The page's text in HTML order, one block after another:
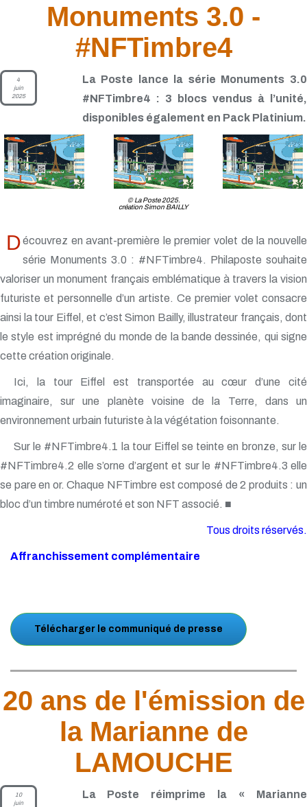
Monuments 3.0 -
#NFTimbre4
4
juin
2025
La Poste lance la série Monuments 3.0
#NFTimbre4 : 3 blocs vendus à l’unité,
disponibles également en Pack Platinium.
© La Poste 2025.
création Simon BAILLY
Découvrez en avant-première le premier volet de la nouvelle
série Monuments 3.0 : #NFTimbre4. Philaposte souhaite
valoriser un monument français emblématique à travers la vision
futuriste et personnelle d’un artiste. Ce premier volet consacre
ainsi la tour Eiffel, et c’est Simon Bailly, illustrateur français, dont
le style est imprégné du monde de la bande dessinée, qui signe
cette création originale.
Ici, la tour Eiffel est transportée au cœur d’une cité
imaginaire, sur une planète voisine de la Terre, dans un
environnement urbain futuriste à la végétation foisonnante.
Sur le #NFTimbre4.1 la tour Eiffel se teinte en bronze, sur le
#NFTimbre4.2 elle s’orne d’argent et sur le #NFTimbre4.3 elle
se pare en or. Chaque NFTimbre est composé de 2 produits : un
bloc d’un timbre numéroté et son NFT associé. ■
Tous droits réservés.
Affranchissement complémentaire
Télécharger le communiqué de presse
20 ans de l'émission de
la Marianne de
LAMOUCHE
10
juin
La Poste réimprime la « Marianne